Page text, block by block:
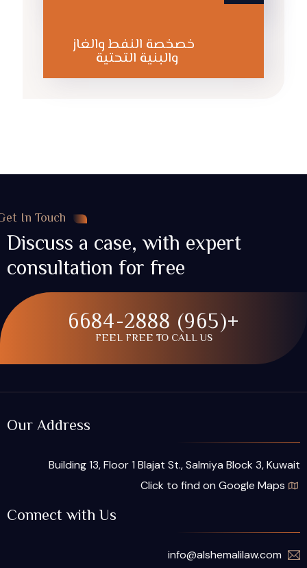
خصخصة النفط والغاز
والبنية التحتية
In Touch
Discuss a case, with expert
consultation for free
+(965) 6684-2888
FEEL FREE TO CALL US
Our Address
Building 13, Floor 1 Blajat St., Salmiya Block 3, Kuwait
Click to find on Google Maps
Connect with Us
info@alshemalilaw.com